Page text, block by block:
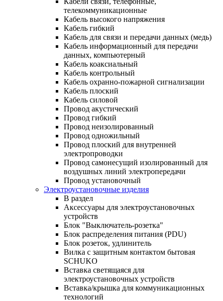
телекоммуникационные
Кабель высокого напряжения
Кабель гибкий
Кабель для связи и передачи данных (медь)
Кабель информационный для передачи
данных, компьютерный
Кабель коаксиальный
Кабель контрольный
Кабель охранно-пожарной сигнализации
Кабель плоский
Кабель силовой
Провод акустический
Провод гибкий
Провод неизолированный
Провод одножильный
Провод плоский для внутренней
электропроводки
Провод самонесущий изолированный для
воздушных линий электропередачи
Провод установочный
Электроустановочные изделия
В раздел
Аксессуары для электроустановочных
устройств
Блок "Выключатель-розетка"
Блок распределения питания (PDU)
Блок розеток, удлинитель
Вилка с защитным контактом бытовая
SCHUKO
Вставка светящаяся для
электроустановочных устройств
Вставка/крышка для коммуникационных
технологий